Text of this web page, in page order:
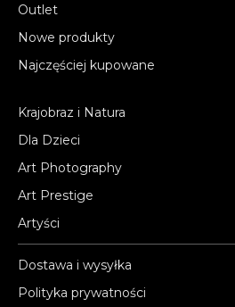
Outlet
Nowe produkty
Najczęściej kupowane
Krajobraz i Natura
Dla Dzieci
Art Photography
Art Prestige
Artyści
Dostawa i wysyłka
Polityka prywatności